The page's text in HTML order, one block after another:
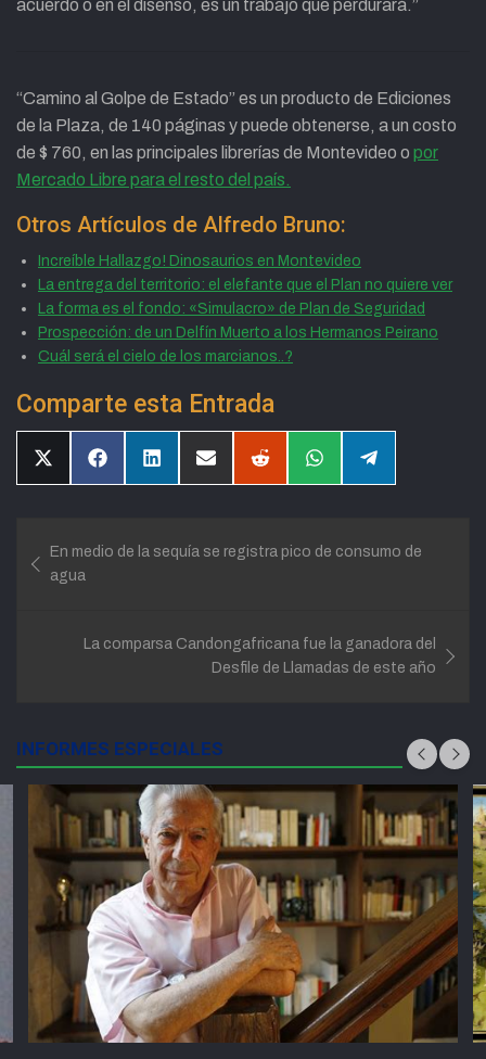
acuerdo o en el disenso, es un trabajo que perdurará.”
“Camino al Golpe de Estado” es un producto de Ediciones
de la Plaza, de 140 páginas y puede obtenerse, a un costo
de $ 760, en las principales librerías de Montevideo o por
Mercado Libre para el resto del país.
Otros Artículos de Alfredo Bruno:
Increíble Hallazgo! Dinosaurios en Montevideo
La entrega del territorio: el elefante que el Plan no quiere ver
La forma es el fondo: «Simulacro» de Plan de Seguridad
Prospección: de un Delfín Muerto a los Hermanos Peirano
Cuál será el cielo de los marcianos..?
Comparte esta Entrada
CompartirCompartirCompartirCompartirCompartirCompartirCompartir
de
En medio de la sequía se registra pico de consumo de
agua
La comparsa Candongafricana fue la ganadora del
Desfile de Llamadas de este año
INFORMES ESPECIALES